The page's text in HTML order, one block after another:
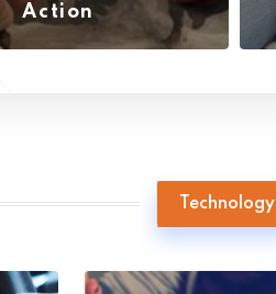
Action
Technology